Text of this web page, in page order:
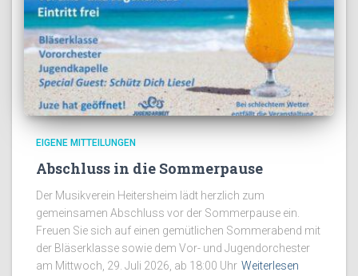
EIGENE MITTEILUNGEN
Abschluss in die Sommerpause
Der Musikverein Heitersheim lädt herzlich zum
gemeinsamen Abschluss vor der Sommerpause ein.
Freuen Sie sich auf einen gemütlichen Sommerabend mit
der Bläserklasse sowie dem Vor- und Jugendorchester
am Mittwoch, 29. Juli 2026, ab 18:00 Uhr Weiterlesen